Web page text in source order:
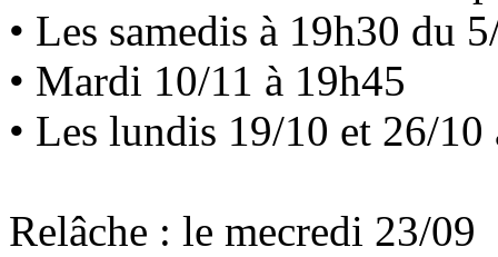
• Les samedis à 19h30 du
• Mardi 10/11 à 19h45
• Les lundis 19/10 et 26/10
Relâche : le mecredi 23/09